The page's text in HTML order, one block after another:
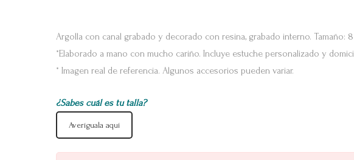
Argolla con canal grabado y decorado con resina, grabado interno. Tamaño: 8
*Elaborado a mano con mucho cariño. Incluye estuche personalizado y
* Imagen real de referencia. Algunos accesorios pueden variar.
¿Sabes cuál es tu talla?
Averíguala aquí